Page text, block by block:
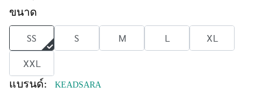
ขนาด
SS S M L
XL
XXL
แบรนด์: KEADSARA